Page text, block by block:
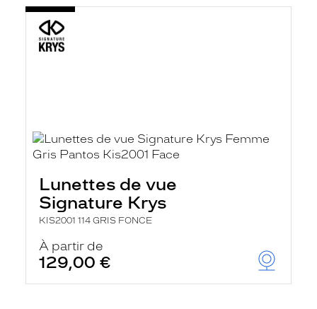
Lunettes de vue
Signature Krys
KIS2001 114 GRIS FONCE
À partir de
129,00 €